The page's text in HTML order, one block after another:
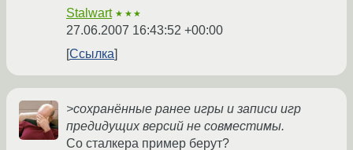
Stalwart ★★★
27.06.2007 16:43:52 +00:00
Ссылка
>сохранённые ранее игры и записи игр
предидущих версий не совместимы.
Со сталкера пример берут?